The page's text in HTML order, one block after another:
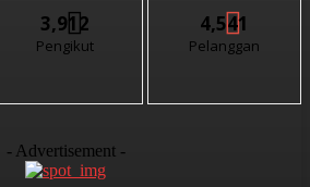
3,912
Pengikut
4,541
Pelanggan
- Advertisement -